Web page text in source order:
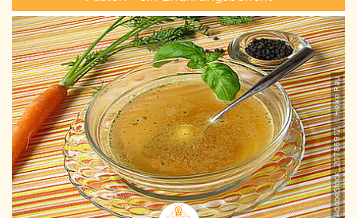
AdobeStock_20786912, ©Heike Rau